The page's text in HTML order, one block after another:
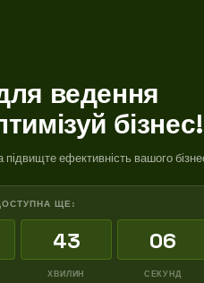
ведення
бізнес!
ефективність вашого
ЩЕ:
43
ХВИЛИН
05
СЕКУНД